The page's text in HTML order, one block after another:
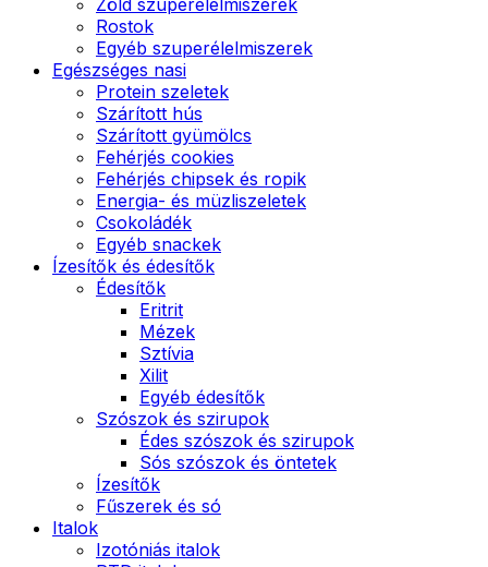
Rostok
Egyéb szuperélelmiszerek
Egészséges nasi
Protein szeletek
Szárított hús
Szárított gyümölcs
Fehérjés cookies
Fehérjés chipsek és ropik
Energia- és müzliszeletek
Csokoládék
Egyéb snackek
Ízesítők és édesítők
Édesítők
Eritrit
Mézek
Sztívia
Xilit
Egyéb édesítők
Szószok és szirupok
Édes szószok és szirupok
Sós szószok és öntetek
Ízesítők
Fűszerek és só
Italok
Izotóniás italok